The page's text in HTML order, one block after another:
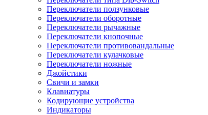
Переключатели ползунковые
Переключатели оборотные
Переключатели рычажные
Переключатели кнопочные
Переключатели противовандальные
Переключатели кулачковые
Переключатели ножные
Джойстики
Свичи и замки
Клавиатуры
Кодирующие устройства
Индикаторы